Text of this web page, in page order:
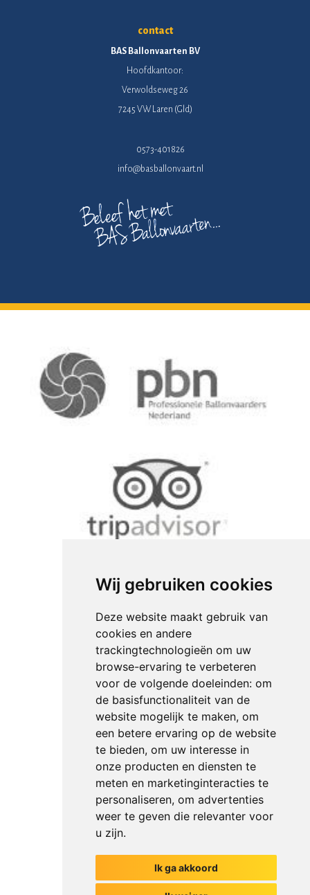
Wij gebruiken cookies
Deze website maakt gebruik van
cookies en andere
trackingtechnologieën om uw
browse-ervaring te verbeteren
voor de volgende doeleinden: om
de basisfunctionaliteit van de
website mogelijk te maken, om
een betere ervaring op de website
te bieden, om uw interesse in
onze producten en diensten te
meten en marketinginteracties te
personaliseren, om advertenties
weer te geven die relevanter voor
u zijn.
Ik ga akkoord
contact
BAS Ballonvaarten BV
Hoofdkantoor:
Verwoldseweg 26
7245 VW Laren (Gld)
0573-401826
info@basballonvaart.nl
Het begin van jouw gesprek